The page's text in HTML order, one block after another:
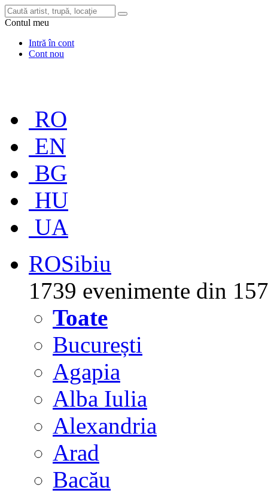
Contul meu
Intră în cont
Cont nou
RO
EN
BG
HU
UA
ROSibiu
1739 evenimente din
Toate
București
Agapia
Alba Iulia
Alexandria
Arad
Bacău